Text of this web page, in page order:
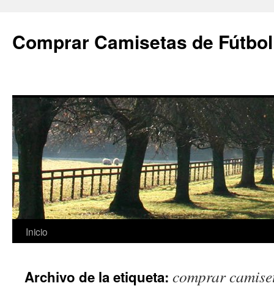
Comprar Camisetas de
Saltar
contenido
Inicio
Archivo de la etiqueta: comprar